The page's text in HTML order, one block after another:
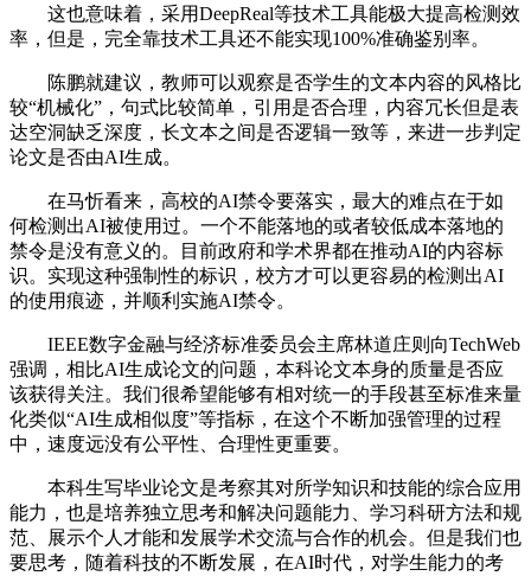
这也意味着，采用DeepReal等技术工具能极大提高检测效
率，但是，完全靠技术工具还不能实现100%准确鉴别率。
陈鹏就建议，教师可以观察是否学生的文本内容的风格比
较“机械化”，句式比较简单，引用是否合理，内容冗长但是表
达空洞缺乏深度，长文本之间是否逻辑一致等，来进一步判定
论文是否由AI生成。
在马忻看来，高校的AI禁令要落实，最大的难点在于如
何检测出AI被使用过。一个不能落地的或者较低成本落地的
禁令是没有意义的。目前政府和学术界都在推动AI的内容标
识。实现这种强制性的标识，校方才可以更容易的检测出AI
的使用痕迹，并顺利实施AI禁令。
IEEE数字金融与经济标准委员会主席林道庄则向TechWeb
强调，相比AI生成论文的问题，本科论文本身的质量是否应
该获得关注。我们很希望能够有相对统一的手段甚至标准来量
化类似“AI生成相似度”等指标，在这个不断加强管理的过程
中，速度远没有公平性、合理性更重要。
本科生写毕业论文是考察其对所学知识和技能的综合应用
能力，也是培养独立思考和解决问题能力、学习科研方法和规
范、展示个人才能和发展学术交流与合作的机会。但是我们也
要思考，随着科技的不断发展，在AI时代，对学生能力的考